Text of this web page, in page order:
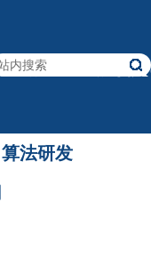
算法研发